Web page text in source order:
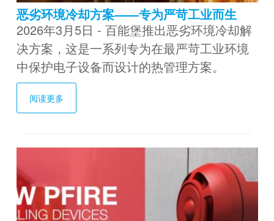
恶劣环境冷却方案——专为严苛工业而生
2026年3月5日 - 百能堡推出恶劣环境冷却解
决方案，这是一系列专为在最严苛工业环境
中保护电子设备而设计的热管理方案。
阅读更多